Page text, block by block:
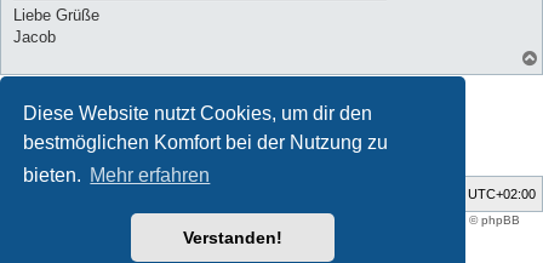
Diese Website nutzt Cookies, um dir den
bestmöglichen Komfort bei der Nutzung zu
bieten. Mehr erfahren
Verstanden!
Liebe Grüße
Jacob
1 Beitrag • Seite 1von 1
UTC+02:00
support forum tricolor phpBB
® Forum Software © phpBB
Limited
Deutsche Übersetzung durch